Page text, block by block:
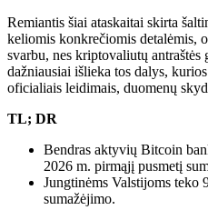
Remiantis šiai ataskaitai skirta
keliomis konkrečiomis detalėmis,
svarbu, nes kriptovaliutų antraštės
dažniausiai išlieka tos dalys,
oficialiais leidimais, duomenų
TL; DR
Bendras aktyvių Bitcoin
2026 m. pirmąjį pusmetį
Jungtinėms Valstijoms teko
sumažėjimo.